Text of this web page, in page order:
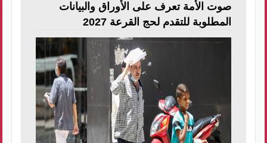
صوت الأمة تعرف على الأوراق والبيانات
المطلوبة للتقدم لحج القرعة 2027